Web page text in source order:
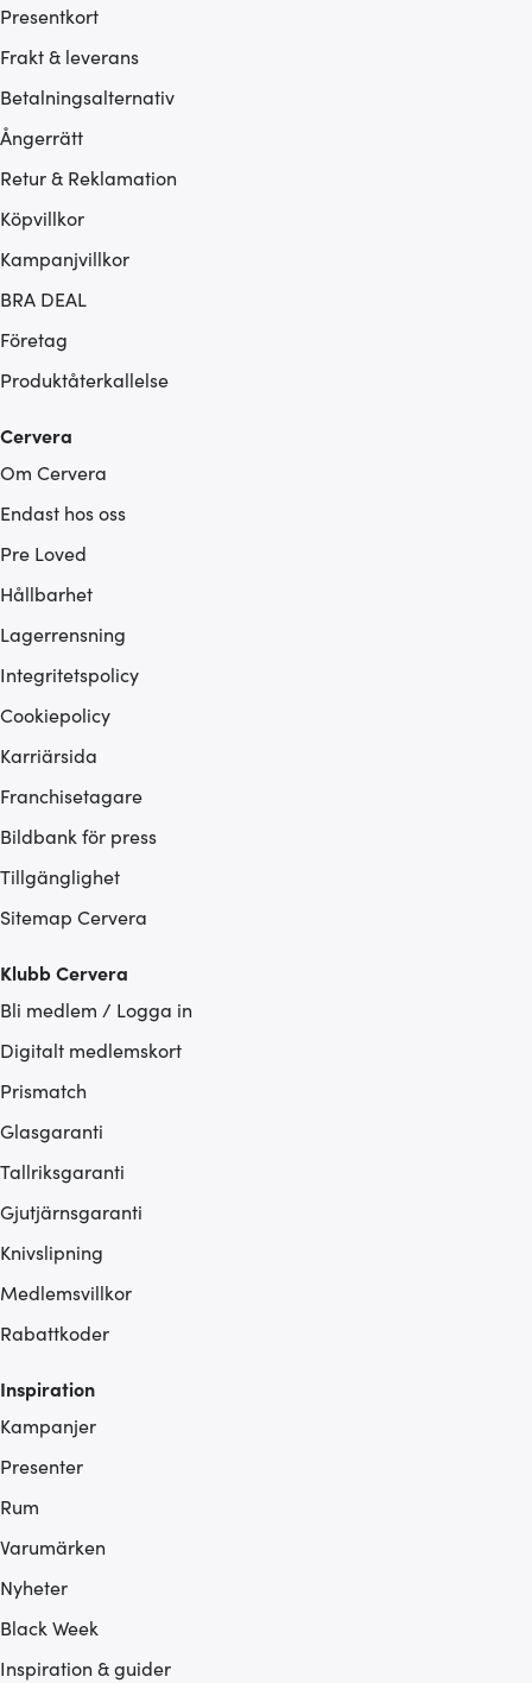
Presentkort
Frakt & leverans
Betalningsalternativ
Ångerrätt
Retur & Reklamation
Köpvillkor
Kampanjvillkor
BRA DEAL
Företag
Produktåterkallelse
Cervera
Om Cervera
Endast hos oss
Pre Loved
Hållbarhet
Lagerrensning
Integritetspolicy
Cookiepolicy
Karriärsida
Franchisetagare
Bildbank för press
Tillgänglighet
Sitemap Cervera
Klubb Cervera
Bli medlem / Logga in
Digitalt medlemskort
Prismatch
Glasgaranti
Tallriksgaranti
Gjutjärnsgaranti
Knivslipning
Medlemsvillkor
Rabattkoder
Inspiration
Kampanjer
Presenter
Rum
Varumärken
Nyheter
Black Week
Inspiration & guider